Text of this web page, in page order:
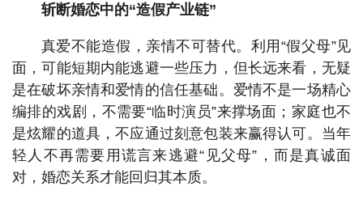
斩断婚恋中的“造假产业链”
真爱不能造假，亲情不可替代。利用“假父母”见
面，可能短期内能逃避一些压力，但长远来看，无疑
是在破坏亲情和爱情的信任基础。爱情不是一场精心
编排的戏剧，不需要“临时演员”来撑场面；家庭也不
是炫耀的道具，不应通过刻意包装来赢得认可。当年
轻人不再需要用谎言来逃避“见父母”，而是真诚面
对，婚恋关系才能回归其本质。